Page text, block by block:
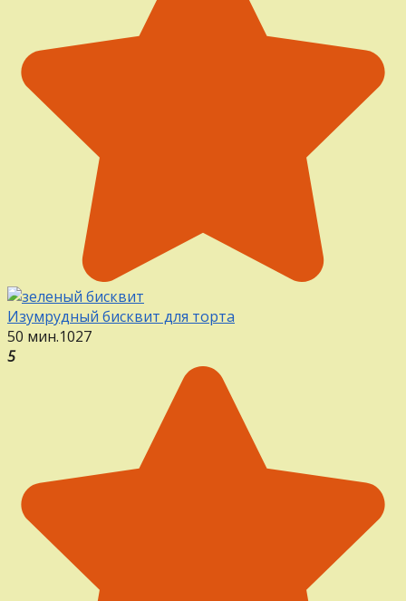
Изумрудный бисквит для торта
50 мин.1027
5